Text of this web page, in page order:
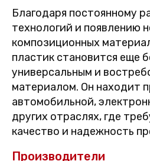
Благодаря постоянному
технологий и появлению
композиционных
пластик становится еще
универсальным и
материалом. Он находит
автомобильной,
других отраслях, где
качество и надежность
Производители